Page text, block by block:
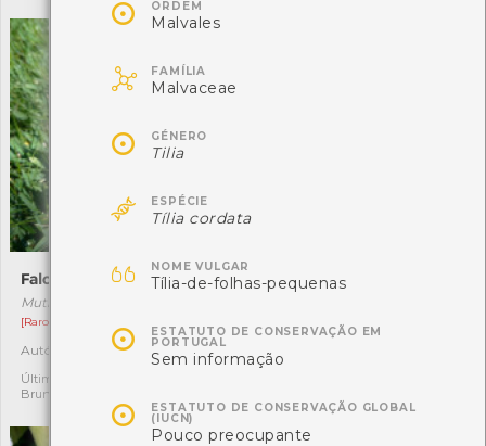
Falo-do-diabo
Mutinus elegans
[Raro]
Autóctone
Última observação por:
Bruna Ruschel Pires
Gaiteiro-ocidental
Autóctone
 ORDEM
Malvales
 FAMÍLIA
Malvaceae
 GÉNERO
Tilia
 ESPÉCIE
Tília cordata
 NOME VULGAR
Tília-de-folhas-pequenas
 ESTATUTO DE CONSERVAÇÃO EM
PORTUGAL
Sem informação
 ESTATUTO DE CONSERVAÇÃO GLOBAL
(IUCN)
Pouco preocupante